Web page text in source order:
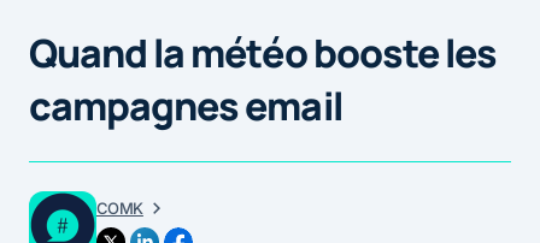
Quand la météo booste les
campagnes email
COMK